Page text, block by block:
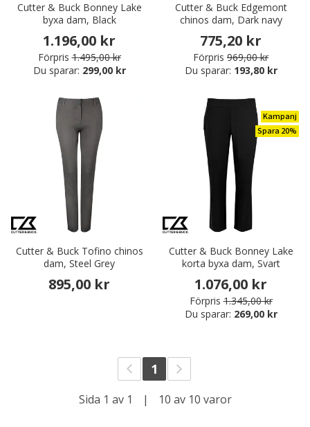
Cutter & Buck Bonney Lake
byxa dam, Black
1.196,00 kr
Förpris 1.495,00 kr
Du sparar: 299,00 kr
Cutter & Buck Edgemont
chinos dam, Dark navy
775,20 kr
Förpris 969,00 kr
Du sparar: 193,80 kr
Cutter & Buck Tofino chinos
dam, Steel Grey
895,00 kr
Kampanj
Spara 20%
Cutter & Buck Bonney Lake
korta byxa dam, Svart
1.076,00 kr
Förpris 1.345,00 kr
Du sparar: 269,00 kr
1
Sida 1 av 1 | 10 av 10 varor